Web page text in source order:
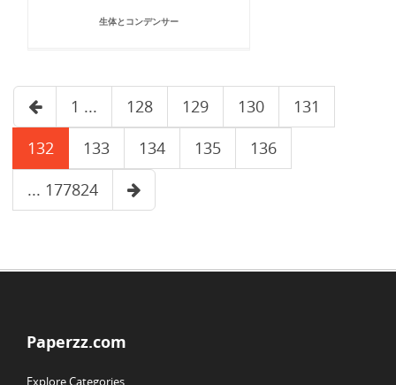
生体とコンデンサー
1 ... 128 129 130
131
132
133 134 135
136
... 177824
Paperzz.com
Explore Categories